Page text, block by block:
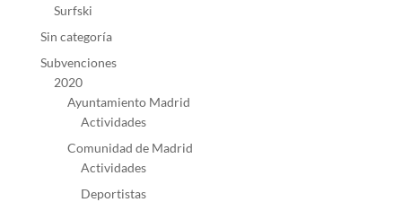
Surfski
Sin categoría
Subvenciones
2020
Ayuntamiento Madrid
Actividades
Comunidad de Madrid
Actividades
Deportistas